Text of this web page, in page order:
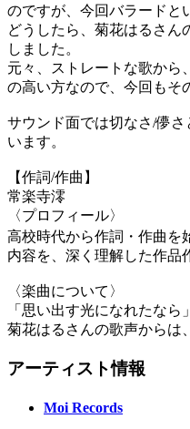
のですが、今回バラードと
どうしたら、菊花はるさん
しました。
元々、ストレートな歌から
の高い方なので、今回もそ
サウンド面では切なさ/儚
います。
【作詞/作曲】
常楽寺澪
〈プロフィール〉
高校時代から作詞・作曲を
内容を、深く理解した作品
〈楽曲について〉
「思い出す光になれたな
菊花はるさんの歌声からは
アーティスト情報
Moi Records